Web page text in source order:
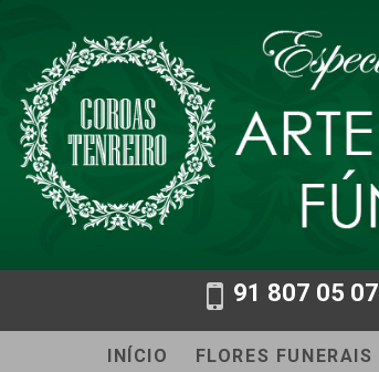
91 807 05 07
INÍCIO FLORES FUNERAIS